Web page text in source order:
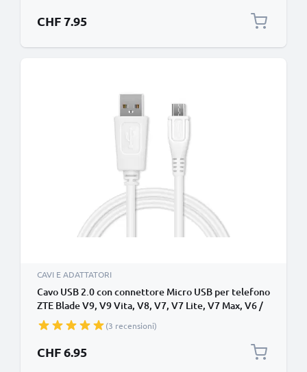
nero per cellulare
CHF 7.95
CAVI E ADATTATORI
Cavo USB 2.0 con connettore Micro USB per telefono
ZTE Blade V9, V9 Vita, V8, V7, V7 Lite, V7 Max, V6 /
L6, L5, L3 / Axon Mini / A452 / S6 filo di 1m cavetto
dati & ricarica 1A in PVC bianco per cellulare
(3 recensioni)
CHF 6.95